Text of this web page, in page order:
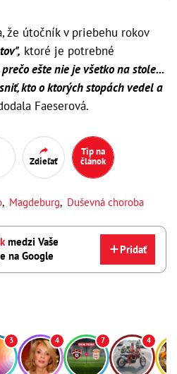
že útočník v priebehu rokov
ktoré je potrebné
ešte nie je všetko na stole...
kto o ktorých stopách vedel a
Faeserová.
Zdieľať
Tip na
článok
, Magdeburg, Duševná choroba
medzi Vaše
na Google
Pridať
3 4 7 4